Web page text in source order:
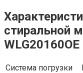
cтиральной
WLG20160OE
Система погрузки